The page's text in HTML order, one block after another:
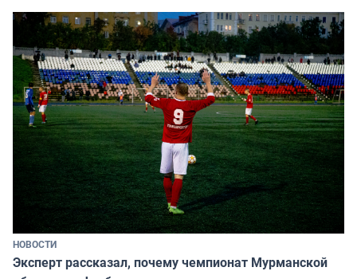
НОВОСТИ
Эксперт рассказал, почему чемпионат Мурманской